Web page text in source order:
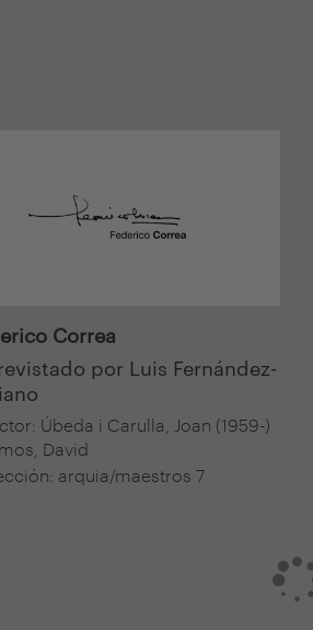
Correa
por Luis Fernández-
Úbeda i Carulla, Joan (1959-)
David
arquia/maestros 7